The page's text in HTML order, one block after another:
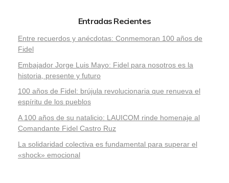
Entradas Recientes
Entre recuerdos y anécdotas: Conmemoran 100 años de
Fidel
Embajador Jorge Luis Mayo: Fidel para nosotros es la
historia, presente y futuro
100 años de Fidel: brújula revolucionaria que renueva el
espíritu de los pueblos
A 100 años de su natalicio: LAUICOM rinde homenaje al
Comandante Fidel Castro Ruz
La solidaridad colectiva es fundamental para superar el
«shock» emocional